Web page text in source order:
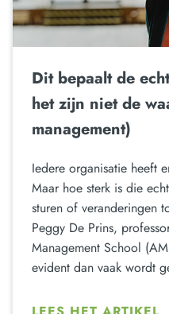
Dit bepaalt de
het zijn niet de
management)
Iedere organisatie heeft
Maar hoe sterk is die
sturen of veranderingen
Peggy De Prins,
Management School
evident dan vaak wordt